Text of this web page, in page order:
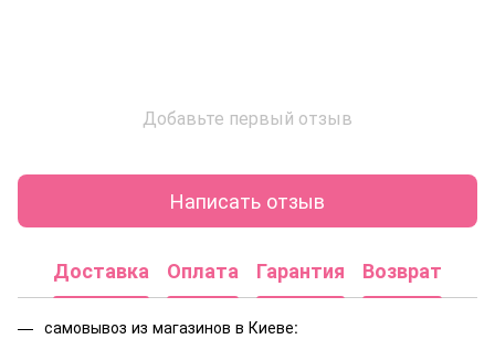
Добавьте первый отзыв
Написать отзыв
Доставка Оплата Гарантия Возврат
самовывоз из магазинов в Киеве: